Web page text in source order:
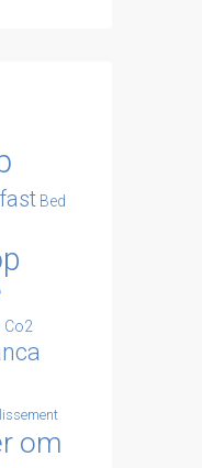
Bed
Co2
om